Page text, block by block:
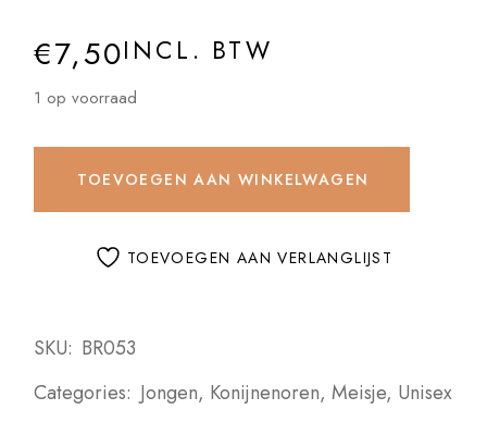
€7,50INCL. BTW
1 op voorraad
TOEVOEGEN AAN WINKELWAGEN
TOEVOEGEN AAN VERLANGLIJST
SKU: BR053
Categories: Jongen, Konijnenoren,Meisje, Unisex